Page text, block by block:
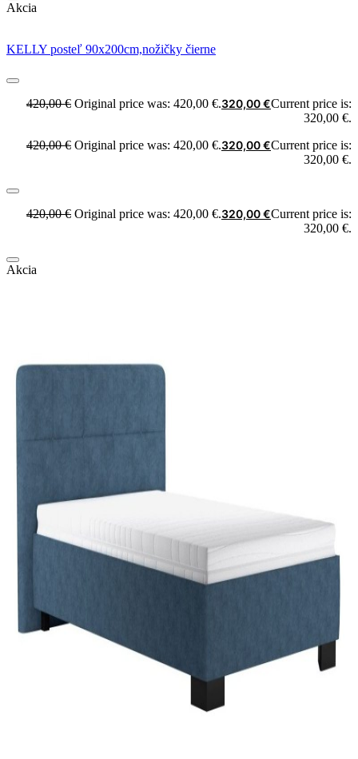
Akcia
KELLY posteľ 90x200cm,nožičky čierne
420,00€ Original price was: 420,00 €.320,00€Current price is:
320,00 €.
420,00€ Original price was: 420,00 €.320,00€Current price is:
320,00 €.
420,00€ Original price was: 420,00 €.320,00€Current price is:
320,00 €.
Akcia